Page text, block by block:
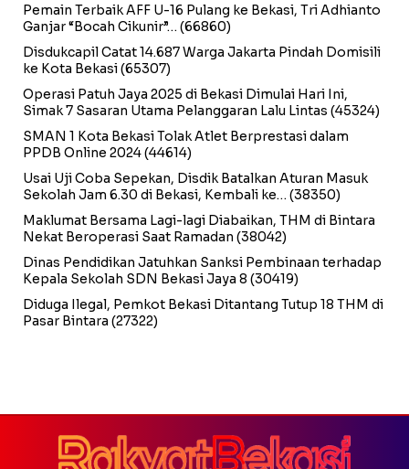
Pemain Terbaik AFF U-16 Pulang ke Bekasi, Tri Adhianto
Ganjar “Bocah Cikunir”… (66860)
Disdukcapil Catat 14.687 Warga Jakarta Pindah Domisili
ke Kota Bekasi(65307)
Operasi Patuh Jaya 2025 di Bekasi Dimulai Hari Ini,
Simak 7 Sasaran Utama Pelanggaran Lalu Lintas (45324)
SMAN 1 Kota Bekasi Tolak Atlet Berprestasi dalam
PPDB Online 2024(44614)
Usai Uji Coba Sepekan, Disdik Batalkan Aturan Masuk
Sekolah Jam 6.30 di Bekasi, Kembali ke… (38350)
Maklumat Bersama Lagi-lagi Diabaikan, THM di Bintara
Nekat Beroperasi Saat Ramadan (38042)
Dinas Pendidikan Jatuhkan Sanksi Pembinaan terhadap
Kepala Sekolah SDN Bekasi Jaya 8 (30419)
Diduga Ilegal, Pemkot Bekasi Ditantang Tutup 18 THM di
Pasar Bintara (27322)